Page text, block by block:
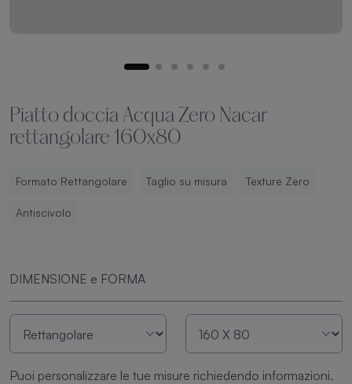
Piatto doccia Acqua Zero Nacar
rettangolare 160x80
Formato Rettangolare Taglio su misura Texture Zero
Antiscivolo
DIMENSIONE e FORMA
Puoi personalizzare le tue misure richiedendo informazioni.